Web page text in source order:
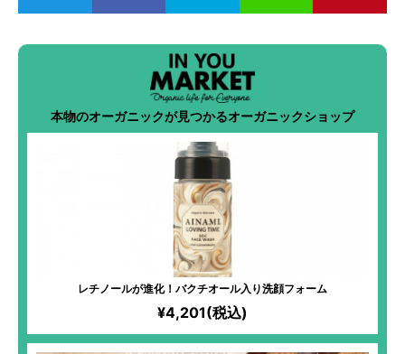
本物のオーガニックが見つかるオーガニックショップ
レチノールが進化！バクチオール入り洗顔フォーム
¥4,201(税込)